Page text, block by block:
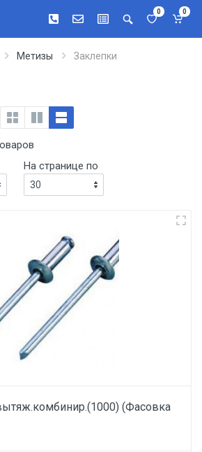
0 0
Метизы Заклепки
На странице по
(Фасовка